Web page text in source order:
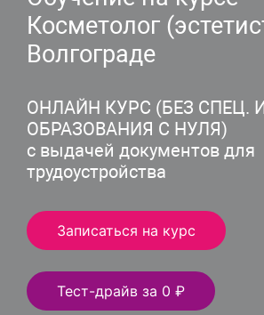
Косметолог
Волгограде
ОНЛАЙН КУРС (БЕЗ СПЕЦ.
ОБРАЗОВАНИЯ С НУЛЯ)
с выдачей документов для
трудоустройства
Записаться на курс
Тест-драйв за 0 ₽